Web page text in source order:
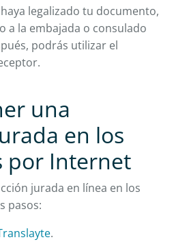
legalizado tu documento,
a la embajada o consulado
podrás utilizar el
una
en los
por Internet
jurada en línea en los
pasos:
.